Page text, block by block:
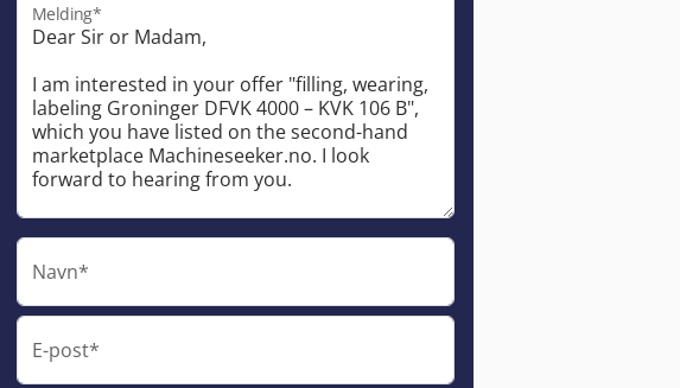
Melding*
Navn*
E-post*